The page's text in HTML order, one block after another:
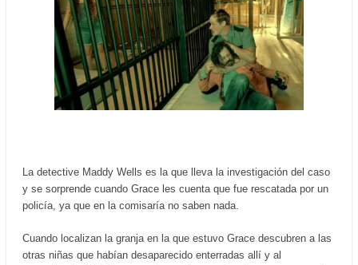
La detective Maddy Wells es la que lleva la investigación del caso
y se sorprende cuando Grace les cuenta que fue rescatada por un
policía, ya que en la comisaría no saben nada.
Cuando localizan la granja en la que estuvo Grace descubren a las
otras niñas que habían desaparecido enterradas allí y al